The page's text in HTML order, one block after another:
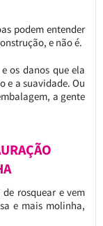
podem entender
e não é.
os danos que ela
e a suavidade. Ou
a gente
rosquear e vem
e mais molinha,